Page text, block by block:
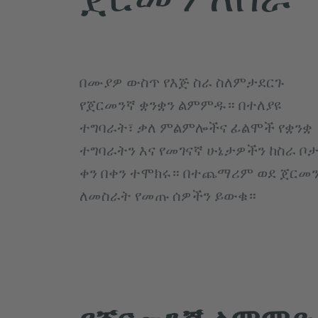
በሙያዎ ውስጥ የእጅ ስራ ስለምታደርጉ
የጀርመንኛ ቋንቋን ልምምዱ። በተለያዩ
ተግባራት፣ ቃለ ምልምሎችና ፊልሞች የቋንቋ
ተግባራትን እና የመገናኛ ሁኔታዎችን ከስራ ቦታ
ቀን በቀን ተሞክሩ። በተጨማሪም ወደ
ለመስራት የመጡ ሰዎችን ይውቁ።